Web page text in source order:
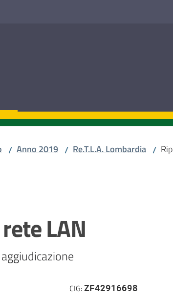
/ Anno 2019 / Re.T.L.A. Lombardia /
LAN
CIG:ZF42916698